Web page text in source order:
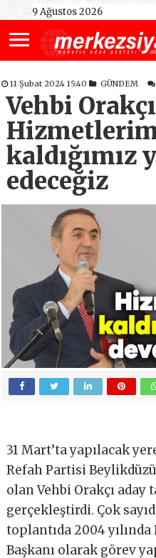
9 Ağustos 2026
11 Şubat 2024 15:40 GÜNDEM
Vehbi
kaldığımız
edeceğiz
31 Mart’ta yapılacak
Refah Partisi
olan Vehbi Orakçı aday
gerçekleştirdi. Çok
toplantıda 2004
Başkanı olarak görev